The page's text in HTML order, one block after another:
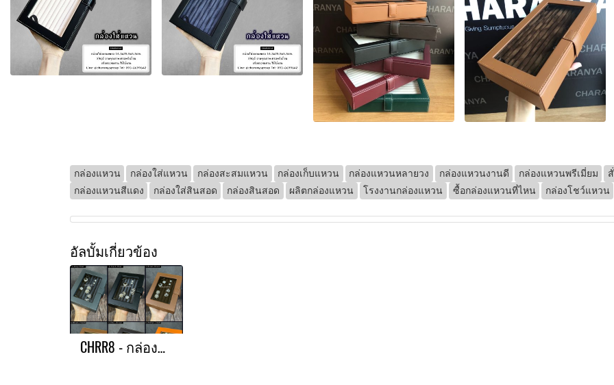
กล่องแหวน กล่องใส่แหวน กล่องสะสมแหวน กล่องเก็บแหวน กล่องแหวนหลายวง กล่องแหวนงานดี กล่องแหวนพรีเมี่ยม
กล่องแหวนสีแดง
กล่องใส่สินสอด กล่องสินสอด ผลิตกล่องแหวน โรงงานกล่องแหวน ซื้อกล่องแหวนที่ไหน กล่องโชว์แหวน
อัลบั้มเกี่ยวข้อง
CHRR8 - กล่องแหวน (ใส่แหวน #55-57 ได้สูงสุดถึง 49 วง)